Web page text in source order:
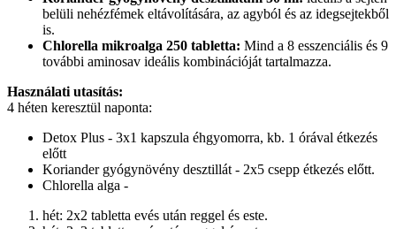
belüli nehézfémek eltávolítására, az agyból és az idegsejtekből
is.
Chlorella mikroalga 250 tabletta: Mind a 8 esszenciális és 9
további aminosav ideális kombinációját tartalmazza.
Használati utasítás:
4 héten keresztül naponta:
Detox Plus - 3x1 kapszula éhgyomorra, kb. 1 órával étkezés
előtt
Koriander gyógynövény desztillát - 2x5 csepp étkezés előtt.
Chlorella alga -
hét: 2x2 tabletta evés után reggel és este.